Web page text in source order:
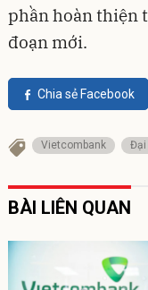
phần hoàn thiện
đoạn mới.
Chia sẻ Facebook
Vietcombank Đại
BÀI LIÊN QUAN